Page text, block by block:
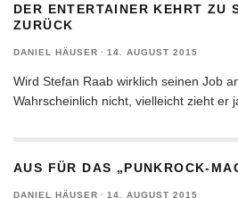
DER ENTERTAINER KEHRT ZU
ZURÜCK
DANIEL HÄUSER · 14. AUGUST 2015
Wird Stefan Raab wirklich seinen Job
Wahrscheinlich nicht, vielleicht zieht er
AUS FÜR DAS „PUNKROCK-
DANIEL HÄUSER · 14. AUGUST 2015